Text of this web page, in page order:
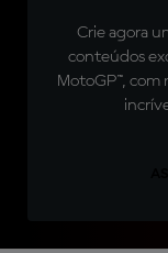
Crie agora
conteúdos
MotoGP™, com